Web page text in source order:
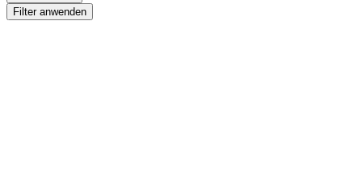
Filter anwenden